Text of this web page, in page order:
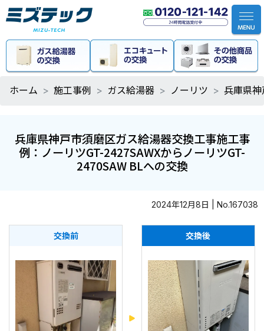
ホーム 施工事例 ガス給湯器 ノーリツ 兵庫県
兵庫県神戸市須磨区ガス給湯器交換工事施工事
例：ノーリツGT-2427SAWXからノーリツGT-
2470SAW BLへの交換
2024年12月8日 | No.167038
交換前 交換後